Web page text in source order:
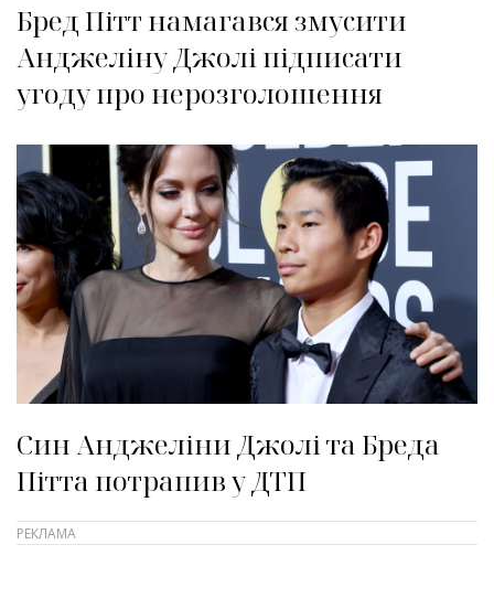
Бред Пітт намагався змусити
Анджеліну Джолі підписати
угоду про нерозголошення
Син Анджеліни Джолі та Бреда
Пітта потрапив у ДТП